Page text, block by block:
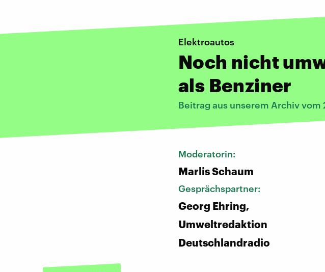
Elektroautos
Noch nicht
als Benziner
Beitrag aus unserem Archiv vom
Moderatorin:
Marlis Schaum
Gesprächspartner:
Georg Ehring,
Umweltredaktion
Deutschlandradio